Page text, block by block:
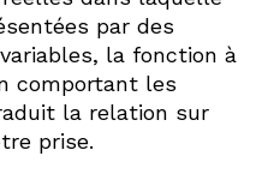
par des
la fonction à
comportant les
la relation sur
prise.